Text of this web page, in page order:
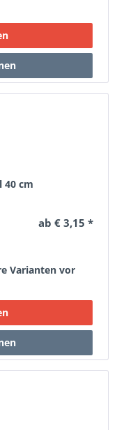
40 cm
ab € 3,15 *
Varianten vor